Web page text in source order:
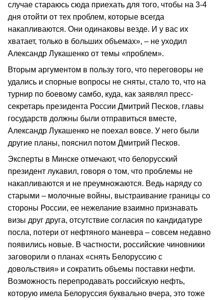
случае стараюсь сюда приехать для того, чтобы на 3-4
дня отойти от тех проблем, которые всегда
накапливаются. Они одинаковы везде. И у вас их
хватает, только в больших объемах», – не уходил
Александр Лукашенко от темы «проблем».
Вторым аргументом в пользу того, что переговоры не
удались и спорные вопросы не сняты, стало то, что на
турнир по боевому самбо, куда, как заявлял пресс-
секретарь президента России Дмитрий Песков, главы
государств должны были отправиться вместе,
Александр Лукашенко не поехал вовсе. У него были
другие планы, пояснил потом Дмитрий Песков.
Эксперты в Минске отмечают, что белорусский
президент лукавил, говоря о том, что проблемы не
накапливаются и не преумножаются. Ведь наряду со
старыми – молочные войны, выстраивание границы со
стороны России, ее нежелание взаимно признавать
визы друг друга, отсутствие согласия по кандидатуре
посла, потери от нефтяного маневра – совсем недавно
появились новые. В частности, российские чиновники
заговорили о планах «снять Белоруссию с
довольствия» и сократить объемы поставки нефти.
Возможность перепродавать российскую нефть,
которую имела Белоруссия буквально вчера, это тоже